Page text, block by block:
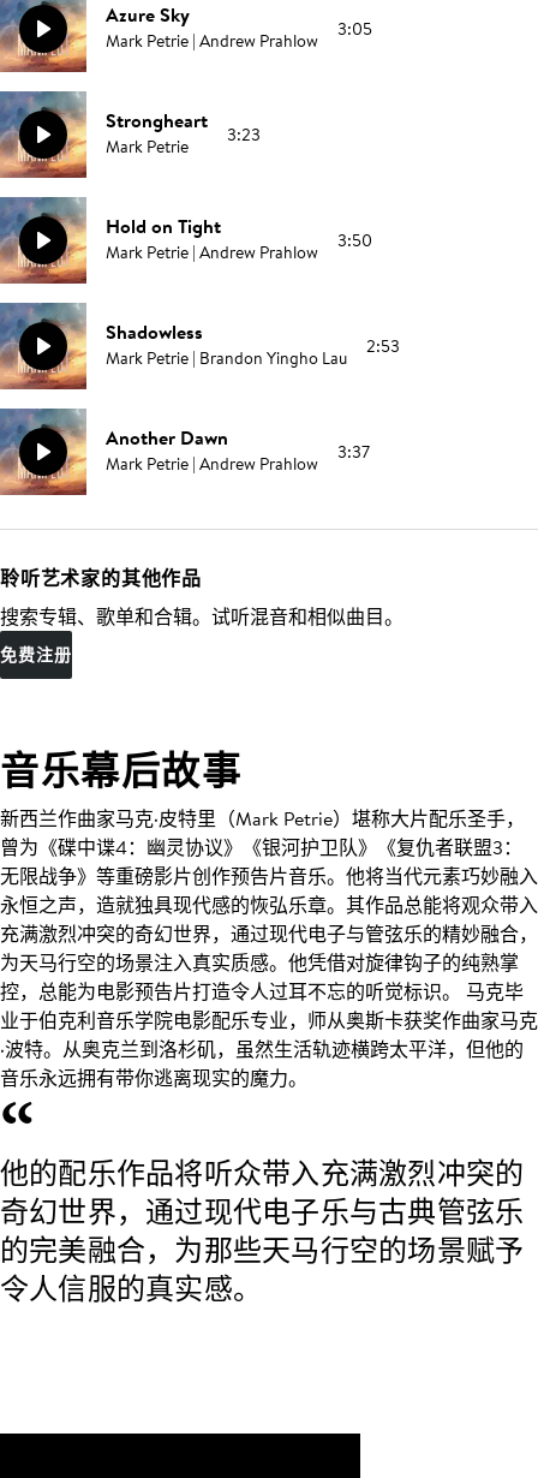
Azure Sky
Mark Petrie | Andrew Prahlow 3:05
Strongheart
Mark Petrie 3:23
Hold on Tight
Mark Petrie | Andrew Prahlow 3:50
Shadowless
Mark Petrie | Brandon Yingho Lau 2:53
Another Dawn
Mark Petrie | Andrew Prahlow 3:37
聆听艺术家的其他作品
搜索专辑、歌单和合辑。试听混音和相似曲目。
免费注册
音乐幕后故事
新西兰作曲家马克·皮特里（Mark Petrie）堪称大片配乐圣手，
曾为《碟中谍4：幽灵协议》《银河护卫队》《复仇者联盟3：
无限战争》等重磅影片创作预告片音乐。他将当代元素巧妙融入
永恒之声，造就独具现代感的恢弘乐章。其作品总能将观众带入
充满激烈冲突的奇幻世界，通过现代电子与管弦乐的精妙融合，
为天马行空的场景注入真实质感。他凭借对旋律钩子的纯熟掌
控，总能为电影预告片打造令人过耳不忘的听觉标识。 马克毕
业于伯克利音乐学院电影配乐专业，师从奥斯卡获奖作曲家马克
·波特。从奥克兰到洛杉矶，虽然生活轨迹横跨太平洋，但他的
音乐永远拥有带你逃离现实的魔力。
“
他的配乐作品将听众带入充满激烈冲突的
奇幻世界，通过现代电子乐与古典管弦乐
的完美融合，为那些天马行空的场景赋予
令人信服的真实感。